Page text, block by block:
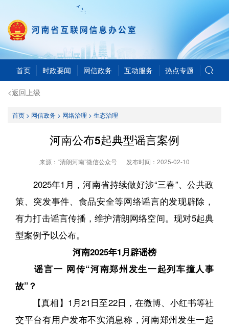
首页 时政要闻 网信政务 互动服务 热点专题
<返回上级
首页> 网信政务> 网络治理 > 生态治理
河南公布5起典型谣言案例
来源：“清朗河南”微信公众号 发布时间： 2025-02-10
2025年1月，河南省持续做好涉“三春”、公共政
策、突发事件、食品安全等网络谣言的发现辟除，
有力打击谣言传播，维护清朗网络空间。现对5起典
型案例予以公布。
河南2025年1月辟谣榜
谣言一 网传“河南郑州发生一起列车撞人事
故”？
【真相】1月21日至22日，在微博、小红书等社
交平台有用户发布不实消息称，河南郑州发生一起